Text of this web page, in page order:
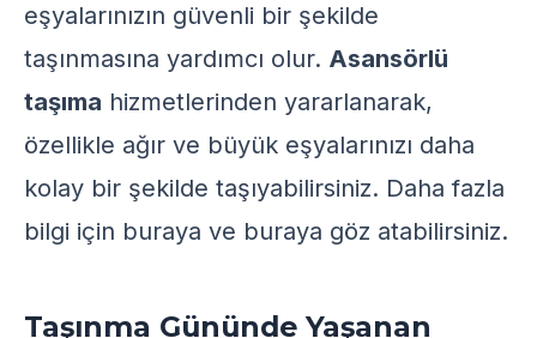
eşyalarınızın güvenli bir şekilde
taşınmasına yardımcı olur. Asansörlü
taşıma hizmetlerinden yararlanarak,
özellikle ağır ve büyük eşyalarınızı daha
kolay bir şekilde taşıyabilirsiniz. Daha fazla
bilgi için buraya ve buraya göz atabilirsiniz.
Taşınma Gününde Yaşanan